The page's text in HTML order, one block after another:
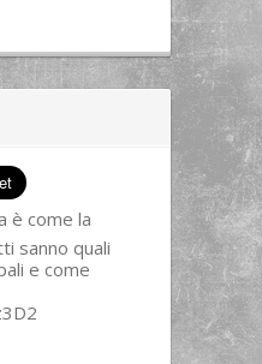
è come la
sanno quali
e come